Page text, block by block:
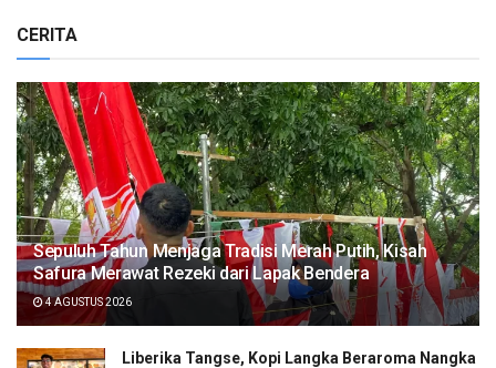
CERITA
Sepuluh Tahun Menjaga Tradisi Merah Putih, Kisah
Safura Merawat Rezeki dari Lapak Bendera
4 AGUSTUS 2026
Liberika Tangse, Kopi Langka Beraroma Nangka